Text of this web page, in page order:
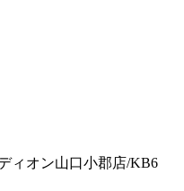
ィオン山口小郡店/KB6